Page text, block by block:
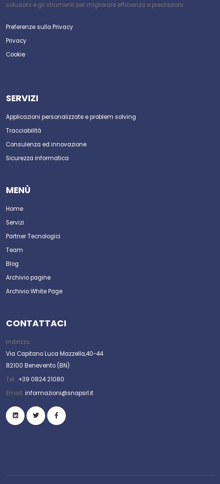
soluzioni e gli strumenti per migliorare efficienza e prestazioni.
Preferenze sulla Privacy
Privacy
Cookie
SERVIZI
Applicazioni personalizzate e problem solving
Tracciabilità
Consulenza ed innovazione
Sicurezza informatica
MENÙ
Home
Servizi
Partner Tecnologici
Team
Blog
Archivio pagine
Archivio White Page
CONTATTACI
Indirizzo:
Via Capitano Luca Mazzella,40-44
82100 Benevento (BN)
Tel.: +39 0824 21080
Email: informazioni@snapsrl.it